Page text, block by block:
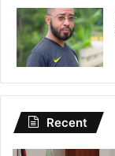
Recent